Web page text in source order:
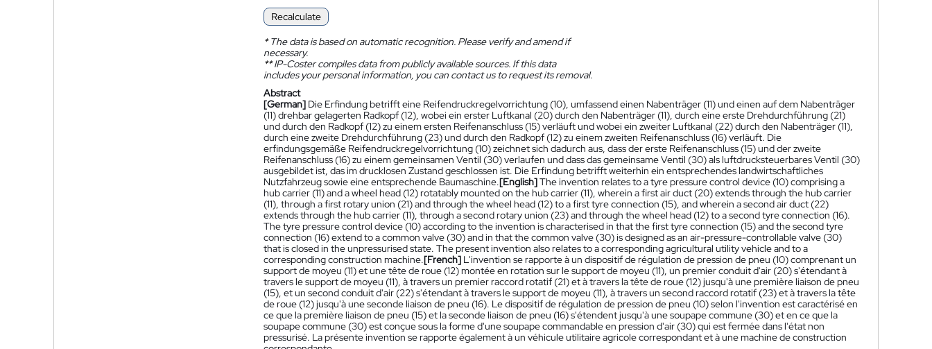
Recalculate
*The data is based on automatic recognition. Please verify and amend if
necessary.
**IP-Coster compiles data from publicly available sources. If this data
includes your personal information, you can contact us to request its removal.
Abstract
[German] Die Erfindung betrifft eine Reifendruckregelvorrichtung (10), umfassend einen Nabenträger (11) und einen auf dem Nabenträger
(11) drehbar gelagerten Radkopf (12), wobei ein erster Luftkanal (20) durch den Nabenträger (11), durch eine erste Drehdurchführung (21)
und durch den Radkopf (12) zu einem ersten Reifenanschluss (15) verläuft und wobei ein zweiter Luftkanal (22) durch den Nabenträger (11),
durch eine zweite Drehdurchführung (23) und durch den Radkopf (12) zu einem zweiten Reifenanschluss (16) verläuft. Die
erfindungsgemäße Reifendruckregelvorrichtung (10) zeichnet sich dadurch aus, dass der erste Reifenanschluss (15) und der zweite
Reifenanschluss (16) zu einem gemeinsamen Ventil (30) verlaufen und dass das gemeinsame Ventil (30) als luftdrucksteuerbares Ventil (30)
ausgebildet ist, das im drucklosen Zustand geschlossen ist. Die Erfindung betrifft weiterhin ein entsprechendes landwirtschaftliches
Nutzfahrzeug sowie eine entsprechende Baumaschine.[English]The invention relates to a tyre pressure control device (10) comprising a
hub carrier (11) and a wheel head (12) rotatably mounted on the hub carrier (11), wherein a first air duct (20) extends through the hub carrier
(11), through a first rotary union (21) and through the wheel head (12) to a first tyre connection (15), and wherein a second air duct (22)
extends through the hub carrier (11), through a second rotary union (23) and through the wheel head (12) to a second tyre connection (16).
The tyre pressure control device (10) according to the invention is characterised in that the first tyre connection (15) and the second tyre
connection (16) extend to a common valve (30) and in that the common valve (30) is designed as an air-pressure-controllable valve (30)
that is closed in the unpressurised state. The present invention also relates to a corresponding agricultural utility vehicle and to a
corresponding construction machine.[French] L'invention se rapporte à un dispositif de régulation de pression de pneu (10) comprenant un
support de moyeu (11) et une tête de roue (12) montée en rotation sur le support de moyeu (11), un premier conduit d'air (20) s'étendant à
travers le support de moyeu (11), à travers un premier raccord rotatif (21) et à travers la tête de roue (12) jusqu'à une première liaison de pneu
(15), et un second conduit d'air (22) s'étendant à travers le support de moyeu (11), à travers un second raccord rotatif (23) et à travers la tête
de roue (12) jusqu'à une seconde liaison de pneu (16). Le dispositif de régulation de pression de pneu (10) selon l'invention est caractérisé en
ce que la première liaison de pneu (15) et la seconde liaison de pneu (16) s'étendent jusqu'à une soupape commune (30) et en ce que la
soupape commune (30) est conçue sous la forme d'une soupape commandable en pression d'air (30) qui est fermée dans l'état non
pressurisé. La présente invention se rapporte également à un véhicule utilitaire agricole correspondant et à une machine de construction